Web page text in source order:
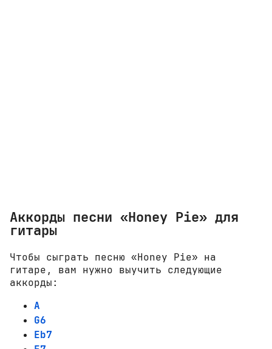
Аккорды песни «Honey Pie» для
гитары
Чтобы сыграть песню «Honey Pie» на
гитаре, вам нужно выучить следующие
аккорды:
A
G6
Eb7